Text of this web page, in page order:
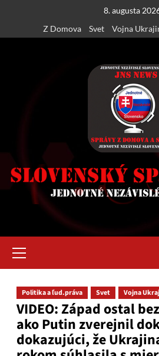
content
8. augusta
Z Domova
Svet Vojna
Menu
Politika a ľud.práva Svet Vojna
VIDEO: Západ ostal
ako Putin zverejnil
dokazujúci, že